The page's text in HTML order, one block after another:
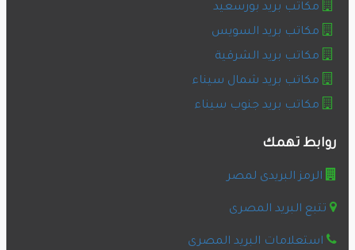
مكاتب بريد بورسعيد
مكاتب بريد السويس
مكاتب بريد الشرقية
مكاتب بريد شمال سيناء
مكاتب بريد جنوب سيناء
روابط تهمك
الرمز البريدى لمصر
تتبع البريد المصرى
استعلامات البريد المصرى